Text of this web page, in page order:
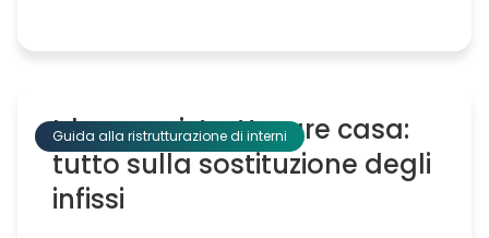
Guida alla ristrutturazione di interni
Idee per ristrutturare casa:
tutto sulla sostituzione degli
infissi